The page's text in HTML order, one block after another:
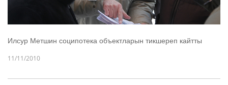
Илсур Метшин соципотека объектларын тикшереп кайтты
11/11/2010